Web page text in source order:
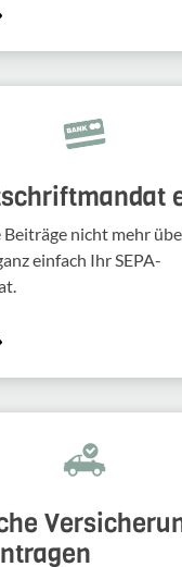
nicht mehr
einfach Ihr SEPA-